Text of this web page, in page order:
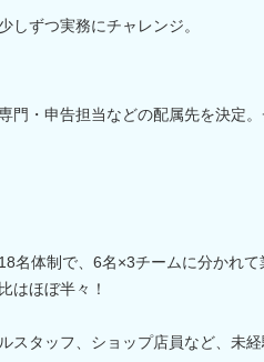
しずつ実務にチャレンジ。
門・申告担当などの配属先を決定
名体制で、6名×3チームに分かれて
はほぼ半々！
スタッフ、ショップ店員など、未